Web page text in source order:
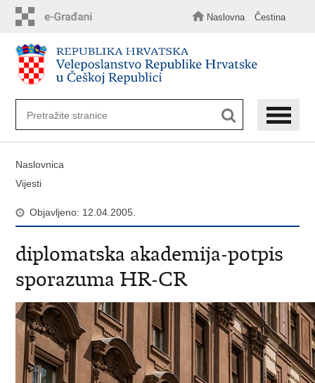
sadržaj
Naslovna Čestina
Naslovnica
Vijesti
Objavljeno: 12.04.2005.
diplomatska akademija-potpis
sporazuma HR-CR